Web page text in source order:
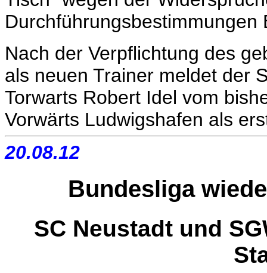
Durchführungsbestimmungen
Nach der Verpflichtung des
als neuen Trainer meldet der
Torwarts Robert Idel vom
Vorwärts Ludwigshafen als
20.08.12
Bundesliga
SC Neustadt und